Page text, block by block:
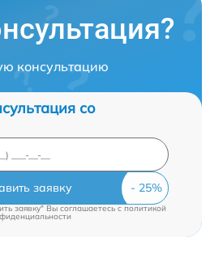
консультацию
со
заявку
заявку" Вы соглашаетесь c политикой